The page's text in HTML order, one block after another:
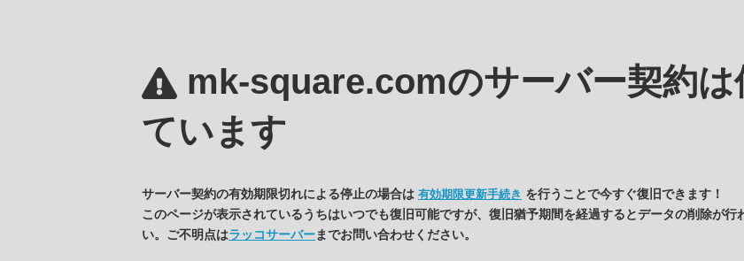
mk-square.comのサーバー契約
ています
サーバー契約の有効期限切れによる停止の場合は 有効期限更新手続き を行うことで今すぐ復旧できます！
このページが表示されているうちはいつでも復旧可能ですが、復旧猶予期間を経過するとデータの削除が行
い。ご不明点はラッコサーバーまでお問い合わせください。